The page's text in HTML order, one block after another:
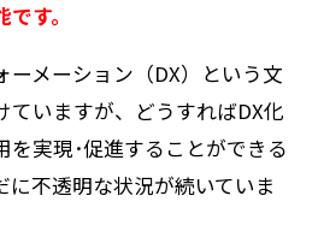
す。
ーメーション（DX）という文
ていますが、どうすればDX化
を実現･促進することができる
に不透明な状況が続いていま